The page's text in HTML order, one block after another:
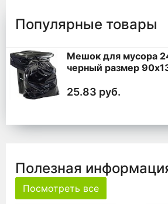
Популярные товары
Мешок для мусора
черный размер
25.83 руб.
Полезная
Посмотреть все